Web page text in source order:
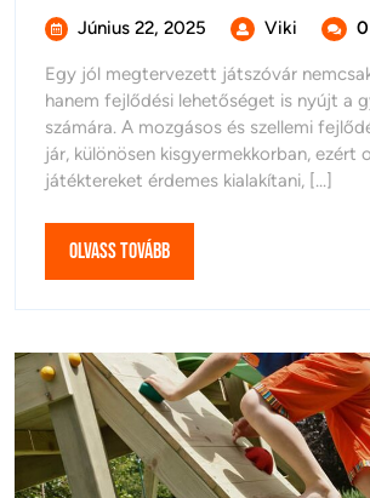
Június 22, 2025 Június
2025
Viki Tervezz
Ami
Is
Ad
A
Egy jól megtervezett játszóvár
hanem fejlődési lehetőséget is nyújt a
számára. A mozgásos és szellemi
jár, különösen kisgyermekkorban, ezért
játéktereket érdemes kialakítani, [...]
Olvass TovábbOlvass
Tovább